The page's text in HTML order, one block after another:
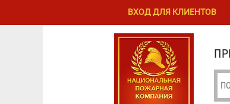
Перейти к
содержанию
Skip to
ВХОД ДЛЯ КЛИЕНТОВ